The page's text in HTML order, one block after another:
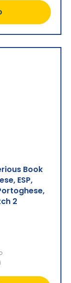
Book
ESP,
2